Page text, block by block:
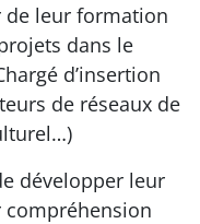
leur formation
dans le
d’insertion
de réseaux de
développer leur